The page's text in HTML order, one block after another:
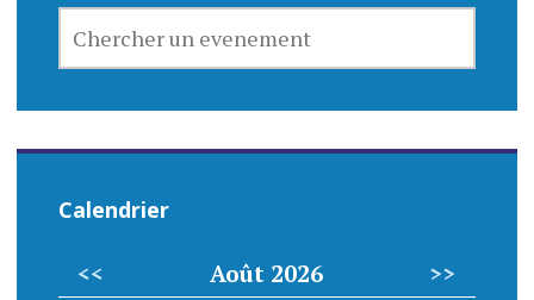
UN
Calendrier
<< Août 2026 >>